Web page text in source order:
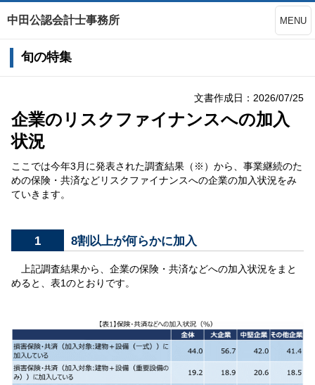
中田公認会計士事務所 MENU
旬の特集
文書作成日：2026/07/25
企業のリスクファイナンスへの加入
状況
ここでは今年3月に発表された調査結果（※）から、事業継続のた
めの保険・共済などリスクファイナンスへの企業の加入状況をみ
ていきます。
1 8割以上が何らかに加入
上記調査結果から、企業の保険・共済などへの加入状況をまと
めると、表1のとおりです。